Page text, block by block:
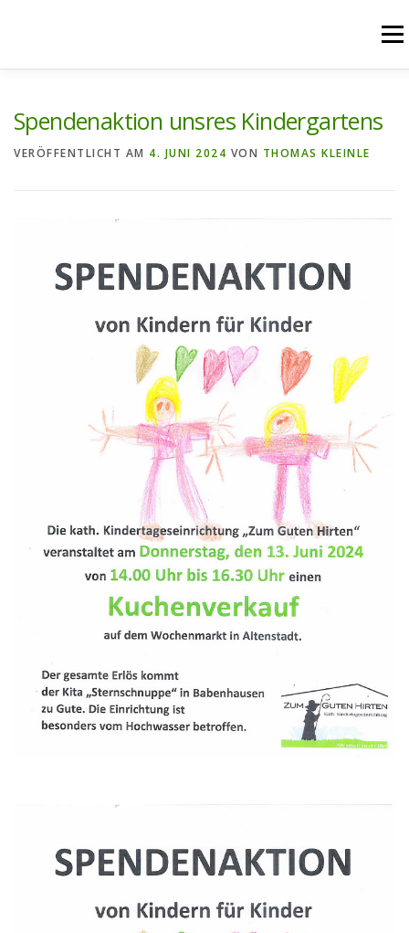
Menü
Spendenaktion unsres Kindergartens
VERÖFFENTLICHT AM 4. JUNI 2024 VON THOMAS KLEINLE